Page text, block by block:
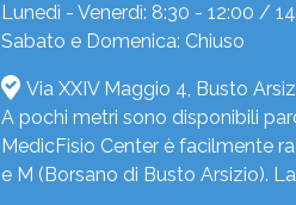
Lunedì - Venerdì: 8:30 - 12:00 /
Sabato e Domenica: Chiuso
Via XXIV Maggio 4, Busto
A pochi metri sono disponibili
MedicFisio Center è facilmente
e M (Borsano di Busto Arsizio).